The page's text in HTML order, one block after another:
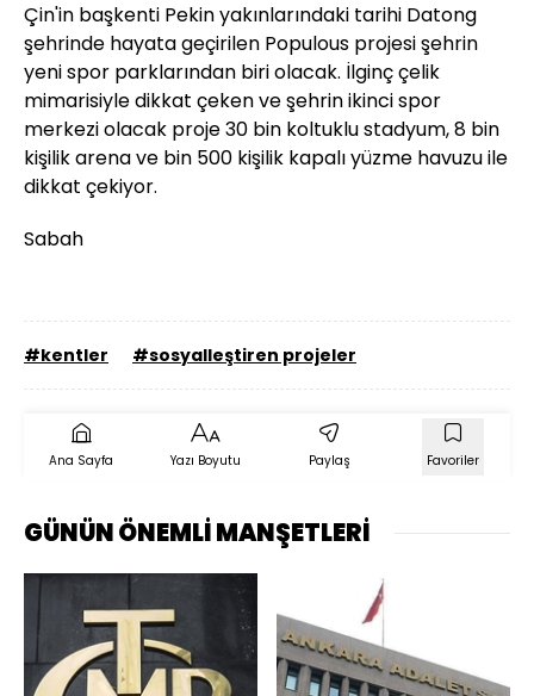
Çin'in başkenti Pekin yakınlarındaki tarihi Datong
şehrinde hayata geçirilen Populous projesi şehrin
yeni spor parklarından biri olacak. İlginç çelik
mimarisiyle dikkat çeken ve şehrin ikinci spor
merkezi olacak proje 30 bin koltuklu stadyum, 8 bin
kişilik arena ve bin 500 kişilik kapalı yüzme havuzu ile
dikkat çekiyor.
Sabah
#kentler #sosyalleştiren projeler
Ana Sayfa Yazı Boyutu Paylaş Favoriler
GÜNÜN ÖNEMLİ MANŞETLERİ